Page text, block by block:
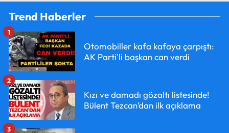
Trend Haberler
Otomobiller kafa kafaya çarpıştı:
AK Parti'li başkan can verdi
1
Kızı ve damadı gözaltı listesinde!
Bülent Tezcan’dan ilk açıklama
2
3